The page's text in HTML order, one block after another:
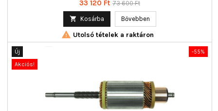
Ár
33 120 Ft Normál
73 600 Ft
 Kosárba Bővebben
 Utolsó tételek a raktáron
-55%
Új
Akciós!